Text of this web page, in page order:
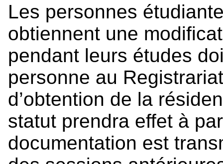
Les personnes
obtiennent une
pendant leurs études
personne au
d’obtention de la
statut prendra effet à
documentation est